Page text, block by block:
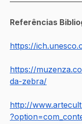
Referências
https://
https://
da-zebra/
http://